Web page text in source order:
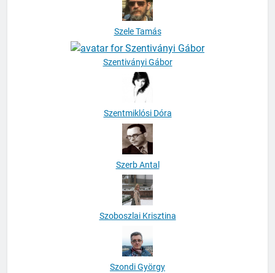
Szele Tamás
Szentiványi Gábor
Szentmiklósi Dóra
Szerb Antal
Szoboszlai Krisztina
Szondi György